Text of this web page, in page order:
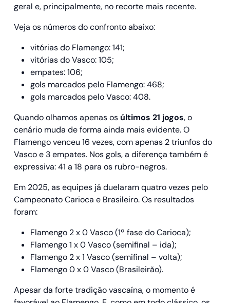
geral e, principalmente, no recorte mais recente.
Veja os números do confronto abaixo:
vitórias do Flamengo: 141;
vitórias do Vasco: 105;
empates: 106;
gols marcados pelo Flamengo: 468;
gols marcados pelo Vasco: 408.
Quando olhamos apenas os últimos 21 jogos, o
cenário muda de forma ainda mais evidente. O
Flamengo venceu 16 vezes, com apenas 2 triunfos do
Vasco e 3 empates. Nos gols, a diferença também é
expressiva: 41 a 18 para os rubro-negros.
Em 2025, as equipes já duelaram quatro vezes pelo
Campeonato Carioca e Brasileiro. Os resultados
foram:
Flamengo 2 x 0 Vasco (1ª fase do Carioca);
Flamengo 1 x 0 Vasco (semifinal – ida);
Flamengo 2 x 1 Vasco (semifinal – volta);
Flamengo 0 x 0 Vasco (Brasileirão).
Apesar da forte tradição vascaína, o momento é